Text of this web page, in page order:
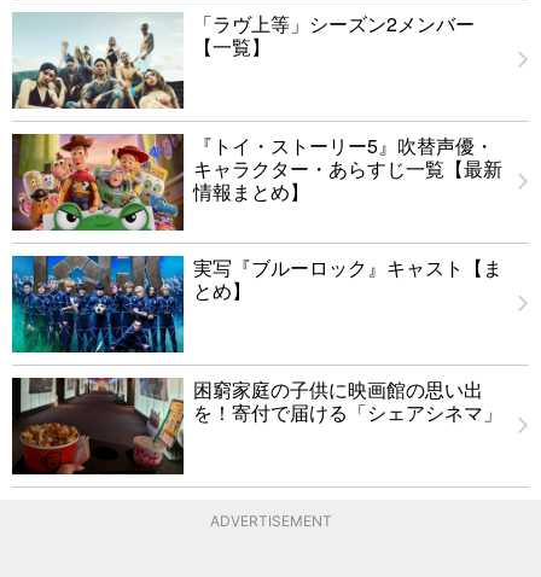
「ラヴ上等」シーズン2メンバー
【一覧】
『トイ・ストーリー5』吹替声優・
キャラクター・あらすじ一覧【最新
情報まとめ】
実写『ブルーロック』キャスト【ま
とめ】
困窮家庭の子供に映画館の思い出
を！寄付で届ける「シェアシネマ」
ADVERTISEMENT